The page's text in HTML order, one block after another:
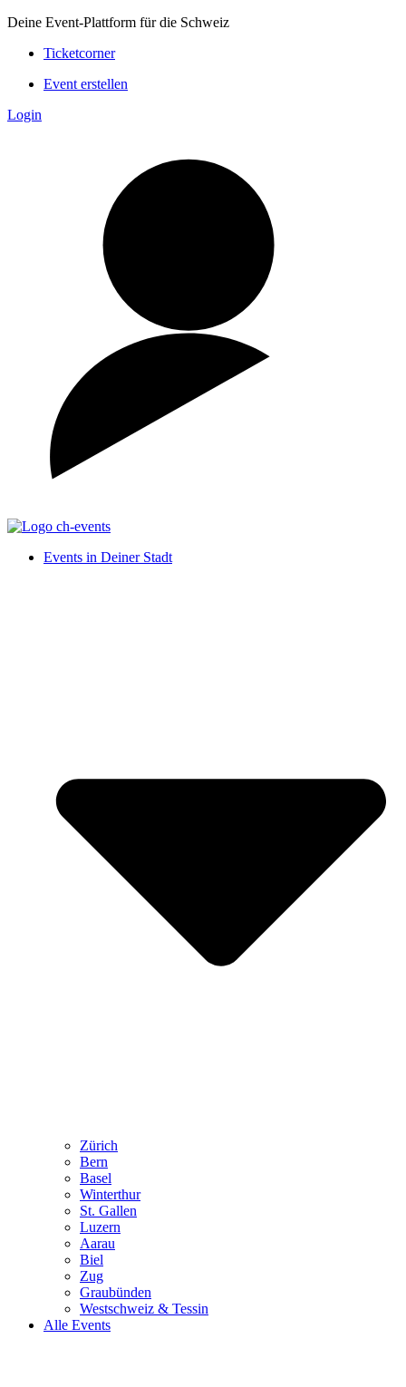
Deine Event-Plattform für die Schweiz
Ticketcorner
Event erstellen
Login
Events in Deiner Stadt
Zürich
Bern
Basel
Winterthur
St. Gallen
Luzern
Aarau
Biel
Zug
Graubünden
Westschweiz & Tessin
Alle Events